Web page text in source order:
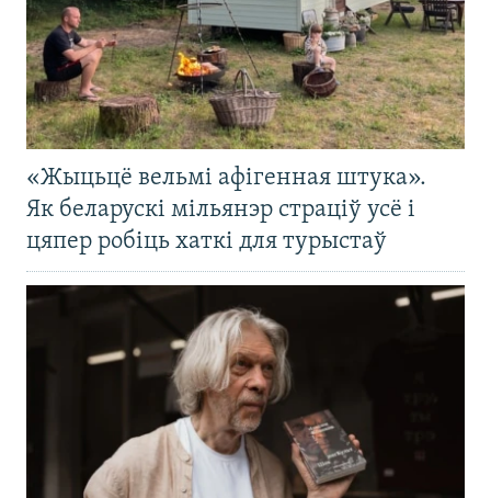
«Жыцьцё вельмі афігенная штука».
Як беларускі мільянэр страціў усё і
цяпер робіць хаткі для турыстаў